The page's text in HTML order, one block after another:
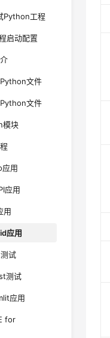
Python工程
启动配置
文件
文件
模块
用
应用
用
应用
试
测试
应用
for